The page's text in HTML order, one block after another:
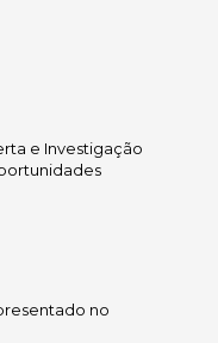
e Investigação
no